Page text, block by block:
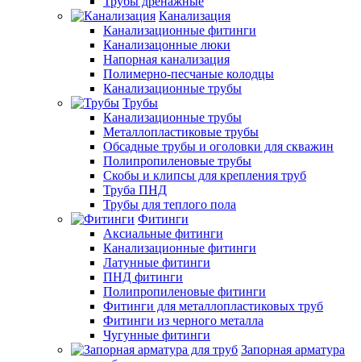
Канализация
Канализационные фитинги
Канализацонные люки
Напорная канализация
Полимерно-песчаные колодцы
Канализационные трубы
Трубы
Канализационные трубы
Металлопластиковые трубы
Обсадные трубы и оголовки для скважин
Полипропиленовые трубы
Скобы и клипсы для крепления труб
Труба ПНД
Трубы для теплого пола
Фитинги
Аксиальные фитинги
Канализационные фитинги
Латунные фитинги
ПНД фитинги
Полипропиленовые фитинги
Фитинги для металлопластиковых труб
Фитинги из черного металла
Чугунные фитинги
Запорная арматура